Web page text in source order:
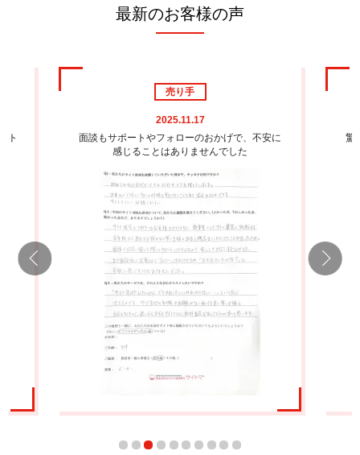
最新のお客様の声
ト
売り手
2025.11.17
面談もサポートやフォローのおかげで、不安に
感じることはありませんでした
驚